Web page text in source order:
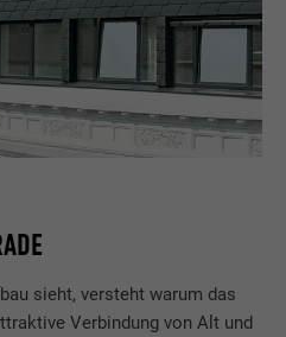
sieht, versteht warum das
Verbindung von Alt und